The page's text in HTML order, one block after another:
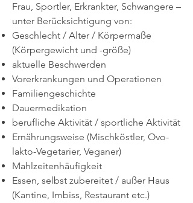
Frau, Sportler, Erkrankter, Schwangere –
unter Berücksichtigung von:
Geschlecht / Alter / Körpermaße
(Körpergewicht und -größe)
aktuelle Beschwerden
Vorerkrankungen und Operationen
Familiengeschichte
Dauermedikation
berufliche Aktivität / sportliche Aktivität
Ernährungsweise (Mischköstler, Ovo-
lakto-Vegetarier, Veganer)
Mahlzeitenhäufigkeit
Essen, selbst zubereitet / außer Haus
(Kantine, Imbiss, Restaurant etc.)